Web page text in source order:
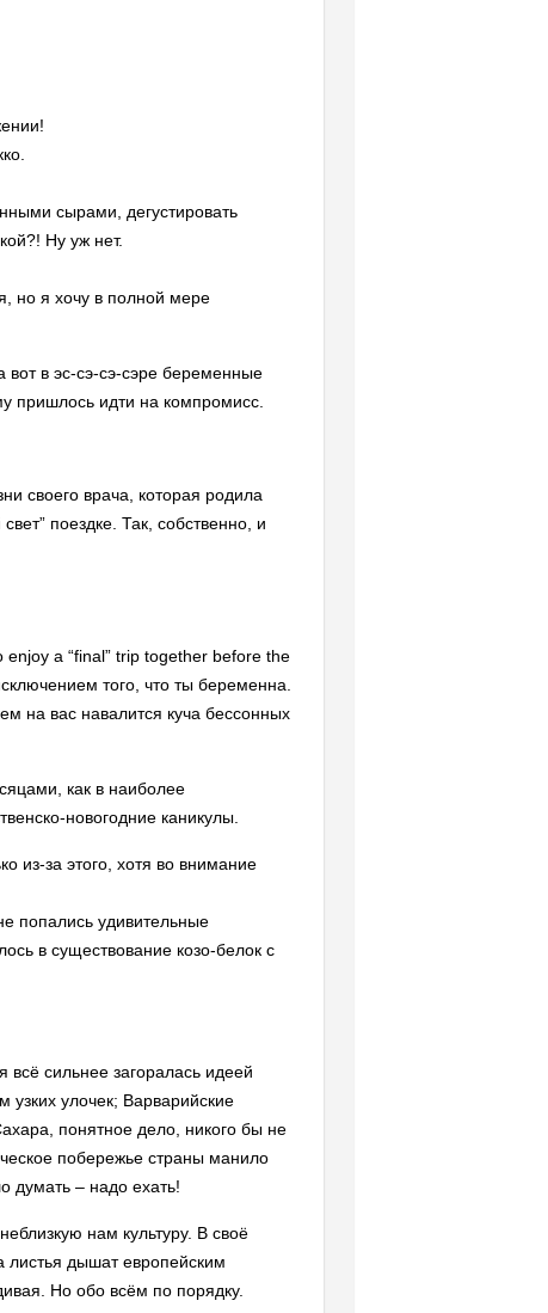
сырами, дегустировать
Ну уж нет.
но я хочу в полной мере
в эс-сэ-сэ-сэре беременные
пришлось идти на компромисс.
своего врача, которая родила
поездке. Так, собственно, и
a “final” trip together before the
того, что ты беременна.
на вас навалится куча бессонных
как в наиболее
новогодние каникулы.
из-за этого, хотя во внимание
попались удивительные
в существование козо-белок с
сильнее загоралась идеей
улочек; Варварийские
понятное дело, никого бы не
побережье страны манило
думать – надо ехать!
нам культуру. В своё
листья дышат европейским
Но обо всём по порядку.